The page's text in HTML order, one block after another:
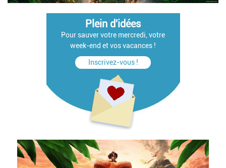
Plein d'idées
Pour sauver votre mercredi, votre
week-end et vos vacances !
Inscrivez-vous !